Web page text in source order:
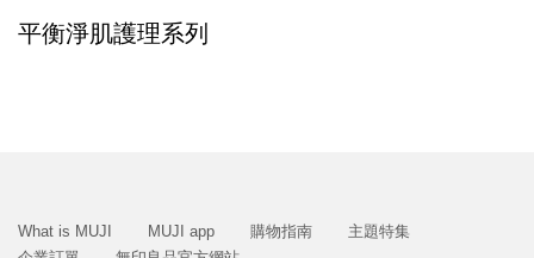
平衡淨肌護理系列
What is MUJI MUJI app 購物指南
主題特集